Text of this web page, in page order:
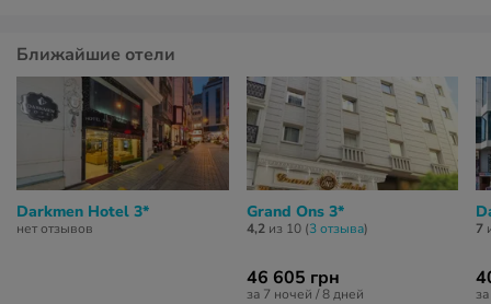
Ближайшие отели
Darkmen Hotel 3*
нет отзывов
Grand Ons 3*
4,2из 10 (3 отзывa)
46 605 грн
за 7 ночей / 8 дней
7